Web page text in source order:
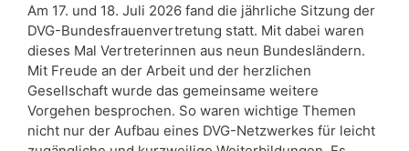
Am 17. und 18. Juli 2026 fand die jährliche Sitzung der
DVG-Bundesfrauenvertretung statt. Mit dabei waren
dieses Mal Vertreterinnen aus neun Bundesländern.
Mit Freude an der Arbeit und der herzlichen
Gesellschaft wurde das gemeinsame weitere
Vorgehen besprochen. So waren wichtige Themen
nicht nur der Aufbau eines DVG-Netzwerkes für leicht